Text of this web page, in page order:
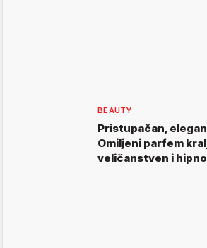
BEAUTY
Pristupačan,
Omiljeni parfem
veličanstven i